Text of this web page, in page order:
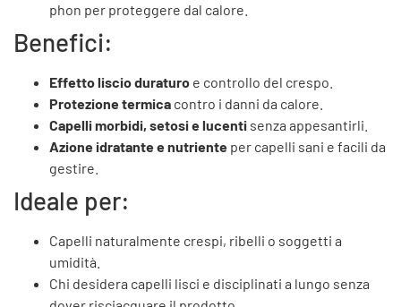
phon per proteggere dal calore.
Benefici:
Effetto liscio duraturo e controllo del crespo.
Protezione termica contro i danni da calore.
Capelli morbidi, setosi e lucenti senza appesantirli.
Azione idratante e nutriente per capelli sani e facili da
gestire.
Ideale per:
Capelli naturalmente crespi, ribelli o soggetti a
umidità.
Chi desidera capelli lisci e disciplinati a lungo senza